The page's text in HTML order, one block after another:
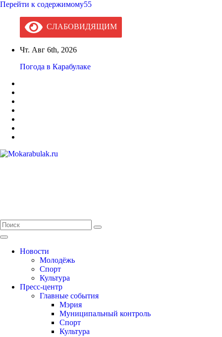
Перейти к содержимому55
СЛАБОВИДЯЩИМ
Чт. Авг 6th, 2026
Погода в Карабулаке
Новости
Молодёжь
Спорт
Культура
Пресс-центр
Главные события
Мэрия
Муниципальный контроль
Спорт
Культура